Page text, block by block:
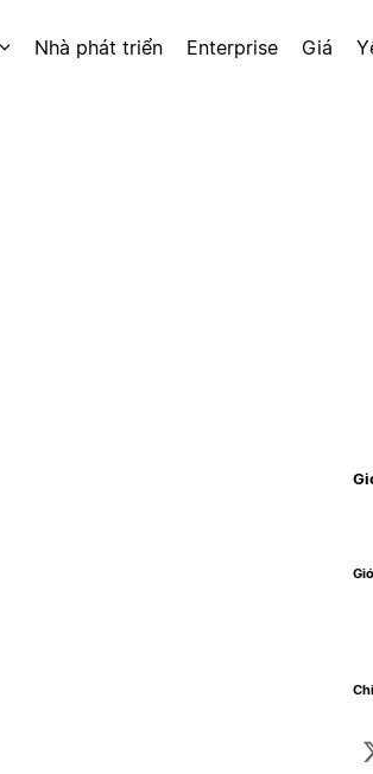
Nhà phát triển Enterprise Giá